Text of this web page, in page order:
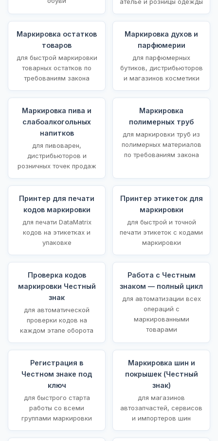
Маркировка остатков
товаров
для быстрой маркировки
товарных остатков по
требованиям закона
Маркировка духов и
парфюмерии
для парфюмерных
бутиков, дистрибьюторов
и магазинов косметики
Маркировка пива и
слабоалкогольных
напитков
для пивоварен,
дистрибьюторов и
розничных точек продаж
Маркировка
полимерных труб
для маркировки труб из
полимерных материалов
по требованиям закона
Принтер для печати
кодов маркировки
для печати DataMatrix
кодов на этикетках и
упаковке
Принтер этикеток для
маркировки
для быстрой и точной
печати этикеток с кодами
маркировки
Проверка кодов
маркировки Честный
знак
для автоматической
проверки кодов на
каждом этапе оборота
Работа с Честным
знаком — полный цикл
для автоматизации всех
операций с
маркированными
товарами
Регистрация в
Честном знаке под
ключ
для быстрого старта
работы со всеми
группами маркировки
Маркировка шин и
покрышек (Честный
знак)
для магазинов
автозапчастей, сервисов
и импортеров шин